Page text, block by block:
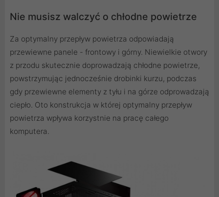
Nie musisz walczyć o chłodne powietrze
Za optymalny przepływ powietrza odpowiadają
przewiewne panele - frontowy i górny. Niewielkie otwory
z przodu skutecznie doprowadzają chłodne powietrze,
powstrzymując jednocześnie drobinki kurzu, podczas
gdy przewiewne elementy z tyłu i na górze odprowadzają
ciepło. Oto konstrukcja w której optymalny przepływ
powietrza wpływa korzystnie na pracę całego
komputera.